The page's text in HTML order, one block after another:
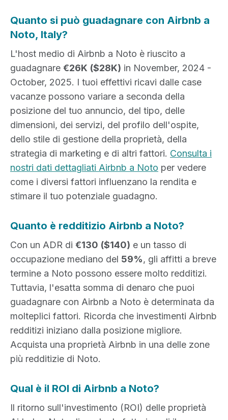
Quanto si può guadagnare con Airbnb a
Noto, Italy?
L'host medio di Airbnb a Noto è riuscito a
guadagnare €26K ($28K) in November, 2024 -
October, 2025. I tuoi effettivi ricavi dalle case
vacanze possono variare a seconda della
posizione del tuo annuncio, del tipo, delle
dimensioni, dei servizi, del profilo dell'ospite,
dello stile di gestione della proprietà, della
strategia di marketing e di altri fattori. Consulta i
nostri dati dettagliati Airbnb a Noto per vedere
come i diversi fattori influenzano la rendita e
stimare il tuo potenziale guadagno.
Quanto è redditizio Airbnb a Noto?
Con un ADR di €130 ($140) e un tasso di
occupazione mediano del 59%, gli affitti a breve
termine a Noto possono essere molto redditizi.
Tuttavia, l'esatta somma di denaro che puoi
guadagnare con Airbnb a Noto è determinata da
molteplici fattori. Ricorda che investimenti Airbnb
redditizi iniziano dalla posizione migliore.
Acquista una proprietà Airbnb in una delle zone
più redditizie di Noto.
Qual è il ROI di Airbnb a Noto?
Il ritorno sull'investimento (ROI) delle proprietà